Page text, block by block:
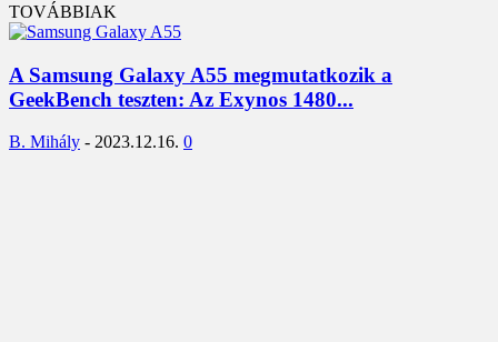
TOVÁBBIAK
A Samsung Galaxy A55 megmutatkozik a
GeekBench teszten: Az Exynos 1480...
B. Mihály - 2023.12.16. 0